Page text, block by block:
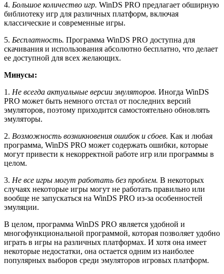
4. Большое количество игр. WinDS PRO предлагает обширную
библиотеку игр для различных платформ, включая
классические и современные игры.
5. Бесплатность. Программа WinDS PRO доступна для
скачивания и использования абсолютно бесплатно, что делает
ее доступной для всех желающих.
Минусы:
1. Не всегда актуальные версии эмуляторов. Иногда WinDS
PRO может быть немного отстал от последних версий
эмуляторов, поэтому приходится самостоятельно обновлять
эмуляторы.
2. Возможность возникновения ошибок и сбоев. Как и любая
программа, WinDS PRO может содержать ошибки, которые
могут привести к некорректной работе игр или программы в
целом.
3. Не все игры могут работать без проблем. В некоторых
случаях некоторые игры могут не работать правильно или
вообще не запускаться на WinDS PRO из-за особенностей
эмуляции.
В целом, программa WinDS PRO является удобной и
многофункциональной программой, которая позволяет удобно
играть в игры на различных платформах. И хотя она имеет
некоторые недостатки, она остается одним из наиболее
популярных выборов среди эмуляторов игровых платформ.